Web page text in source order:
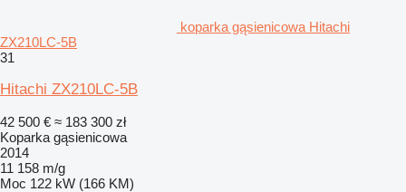
koparka gąsienicowa Hitachi
ZX210LC-5B
31
Hitachi ZX210LC-5B
42 500 € ≈ 183 300 zł
Koparka gąsienicowa
2014
11 158 m/g
Moc 122 kW (166 KM)